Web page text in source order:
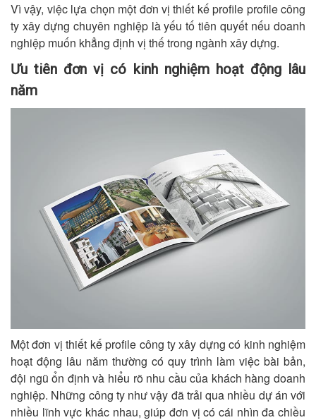
Vì vậy, việc lựa chọn một đơn vị thiết kế profile profile công
ty xây dựng chuyên nghiệp là yếu tố tiên quyết nếu doanh
nghiệp muốn khẳng định vị thế trong ngành xây dựng.
Ưu tiên đơn vị có kinh nghiệm hoạt động lâu
năm
Một đơn vị thiết kế profile công ty xây dựng có kinh nghiệm
hoạt động lâu năm thường có quy trình làm việc bài bản,
đội ngũ ổn định và hiểu rõ nhu cầu của khách hàng doanh
nghiệp. Những công ty như vậy đã trải qua nhiều dự án với
nhiều lĩnh vực khác nhau, giúp đơn vị có cái nhìn đa chiều